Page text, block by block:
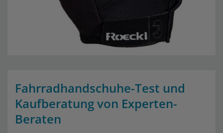
Fahrradhandschuhe-Test und
Kaufberatung von Experten-
Beraten